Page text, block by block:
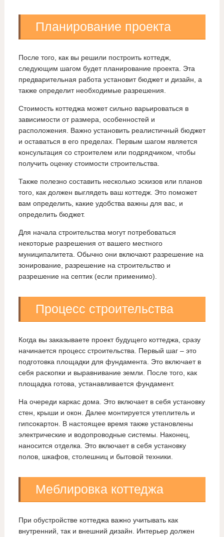
Планирование проекта
После того, как вы решили построить коттедж,
следующим шагом будет планирование проекта. Эта
предварительная работа установит бюджет и дизайн, а
также определит необходимые разрешения.
Стоимость коттеджа может сильно варьироваться в
зависимости от размера, особенностей и
расположения. Важно установить реалистичный бюджет
и оставаться в его пределах. Первым шагом является
консультация со строителем или подрядчиком, чтобы
получить оценку стоимости строительства.
Также полезно составить несколько эскизов или планов
того, как должен выглядеть ваш коттедж. Это поможет
вам определить, какие удобства важны для вас, и
определить бюджет.
Для начала строительства могут потребоваться
некоторые разрешения от вашего местного
муниципалитета. Обычно они включают разрешение на
зонирование, разрешение на строительство и
разрешение на септик (если применимо).
Процесс строительства
Когда вы заказываете проект будущего коттеджа, сразу
начинается процесс строительства. Первый шаг – это
подготовка площадки для фундамента. Это включает в
себя раскопки и выравнивание земли. После того, как
площадка готова, устанавливается фундамент.
На очереди каркас дома. Это включает в себя установку
стен, крыши и окон. Далее монтируется утеплитель и
гипсокартон. В настоящее время также установлены
электрические и водопроводные системы. Наконец,
наносится отделка. Это включает в себя установку
полов, шкафов, столешниц и бытовой техники.
Меблировка коттеджа
При обустройстве коттеджа важно учитывать как
внутренний, так и внешний дизайн. Интерьер должен